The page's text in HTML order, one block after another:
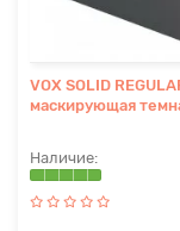
VOX SOLID
маскирующая